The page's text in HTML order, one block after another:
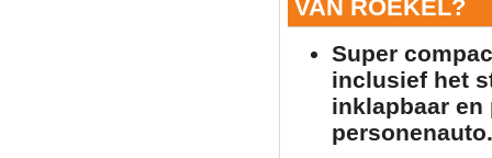
VAN ROEKEL?
Super
inclusief het
inklapbaar
personenauto.